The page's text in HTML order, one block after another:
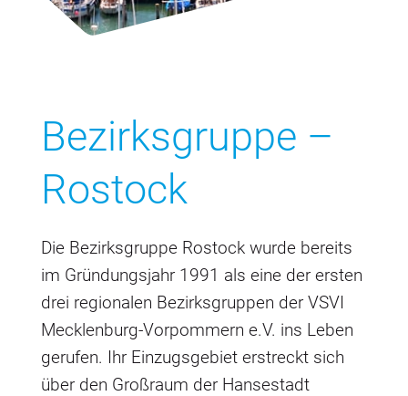
Bezirksgruppe –
Rostock
Die Bezirksgruppe Rostock wurde bereits
im Gründungsjahr 1991 als eine der ersten
drei regionalen Bezirksgruppen der VSVI
Mecklenburg-Vorpommern e.V. ins Leben
gerufen. Ihr Einzugsgebiet erstreckt sich
über den Großraum der Hansestadt